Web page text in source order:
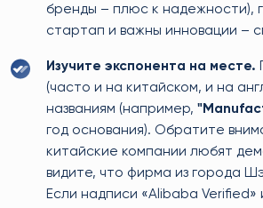
бренды – плюс к надежности),
стартап и важны инновации –
Изучите экспонента на месте.
(часто и на китайском, и на
названиям (например,
год основания). Обратите
китайские компании любят
видите, что фирма из города
Если надписи «Alibaba